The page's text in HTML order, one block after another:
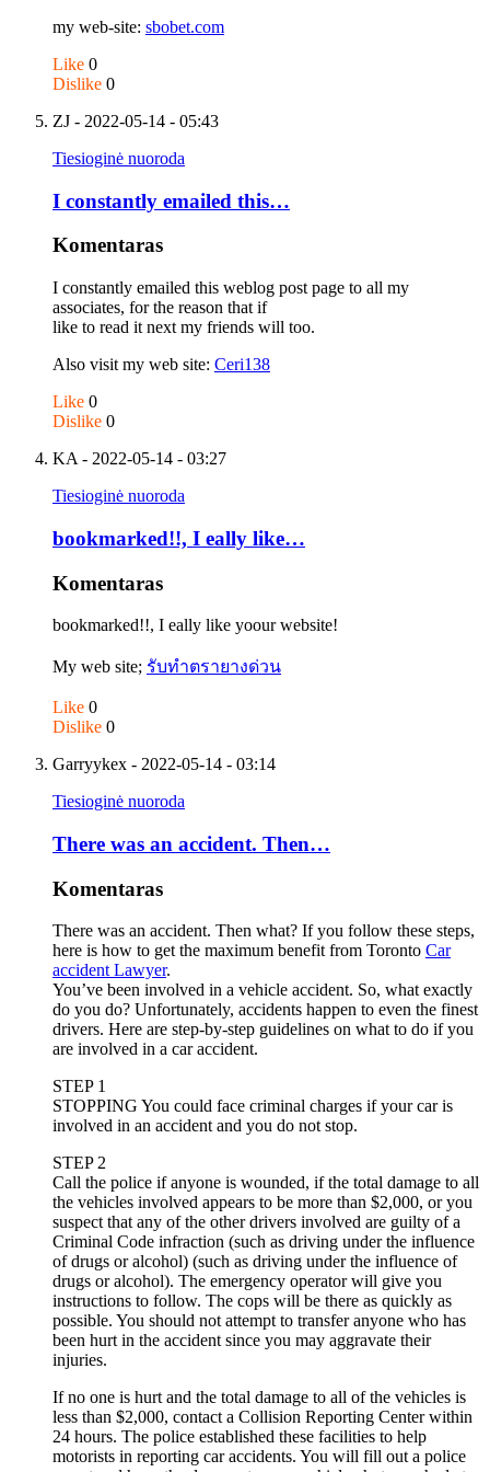
my web-site: sbobet.com
Like 0
Dislike 0
ZJ - 2022-05-14 - 05:43
Tiesioginė nuoroda
I constantly emailed this…
Komentaras
I constantly emailed this weblog post page to all my
associates, for the reason that if
like to read it next my friends will too.
Also visit my web site: Ceri138
Like 0
Dislike 0
KA - 2022-05-14 - 03:27
Tiesioginė nuoroda
bookmarked!!, I eally like…
Komentaras
bookmarked!!, I eally like yoour website!
My web site; รับทำตรายางด่วน
Like 0
Dislike 0
Garryykex - 2022-05-14 - 03:14
Tiesioginė nuoroda
There was an accident. Then…
Komentaras
There was an accident. Then what? If you follow these steps,
here is how to get the maximum benefit from Toronto Car
accident Lawyer.
You’ve been involved in a vehicle accident. So, what exactly
do you do? Unfortunately, accidents happen to even the finest
drivers. Here are step-by-step guidelines on what to do if you
are involved in a car accident.
STEP 1
STOPPING You could face criminal charges if your car is
involved in an accident and you do not stop.
STEP 2
Call the police if anyone is wounded, if the total damage to all
the vehicles involved appears to be more than $2,000, or you
suspect that any of the other drivers involved are guilty of a
Criminal Code infraction (such as driving under the influence
of drugs or alcohol) (such as driving under the influence of
drugs or alcohol). The emergency operator will give you
instructions to follow. The cops will be there as quickly as
possible. You should not attempt to transfer anyone who has
been hurt in the accident since you may aggravate their
injuries.
If no one is hurt and the total damage to all of the vehicles is
less than $2,000, contact a Collision Reporting Center within
24 hours. The police established these facilities to help
motorists in reporting car accidents. You will fill out a police